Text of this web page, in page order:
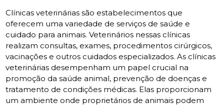
Clínicas veterinárias são estabelecimentos que
oferecem uma variedade de serviços de saúde e
cuidado para animais. Veterinários nessas clínicas
realizam consultas, exames, procedimentos cirúrgicos,
vacinações e outros cuidados especializados. As clínicas
veterinárias desempenham um papel crucial na
promoção da saúde animal, prevenção de doenças e
tratamento de condições médicas. Elas proporcionam
um ambiente onde proprietários de animais podem